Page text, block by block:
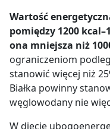
Wartość
pomiędzy 1200
ona mniejsza niż
ograniczeniom
stanowić więcej niż
Białka powinny
węglowodany nie
W diecie